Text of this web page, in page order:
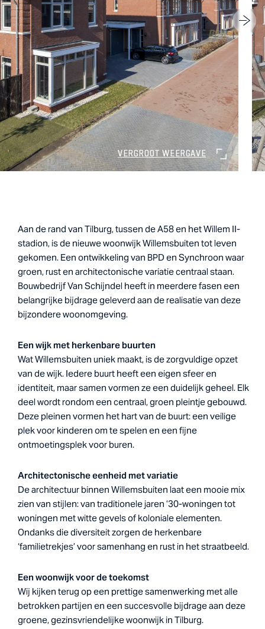
VERGROOT WEERGAVE
Aan de rand van Tilburg, tussen de A58 en het Willem II-
stadion, is de nieuwe woonwijk Willemsbuiten tot leven
gekomen. Een ontwikkeling van BPD en Synchroon waar
groen, rust en architectonische variatie centraal staan.
Bouwbedrijf Van Schijndel heeft in meerdere fasen een
belangrijke bijdrage geleverd aan de realisatie van deze
bijzondere woonomgeving.
Een wijk met herkenbare buurten
Wat Willemsbuiten uniek maakt, is de zorgvuldige opzet
van de wijk. Iedere buurt heeft een eigen sfeer en
identiteit, maar samen vormen ze een duidelijk geheel. Elk
deel wordt rondom een centraal, groen pleintje gebouwd.
Deze pleinen vormen het hart van de buurt: een veilige
plek voor kinderen om te spelen en een fijne
ontmoetingsplek voor buren.
Architectonische eenheid met variatie
De architectuur binnen Willemsbuiten laat een mooie mix
zien van stijlen: van traditionele jaren ’30-woningen tot
woningen met witte gevels of koloniale elementen.
Ondanks die diversiteit zorgen de herkenbare
‘familietrekjes’ voor samenhang en rust in het straatbeeld.
Een woonwijk voor de toekomst
Wij kijken terug op een prettige samenwerking met alle
betrokken partijen en een succesvolle bijdrage aan deze
groene, gezinsvriendelijke woonwijk in Tilburg.